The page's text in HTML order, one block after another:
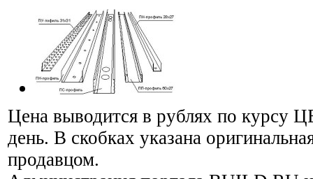
Цена выводится в рублях по курсу
день. В скобках указана
продавцом.